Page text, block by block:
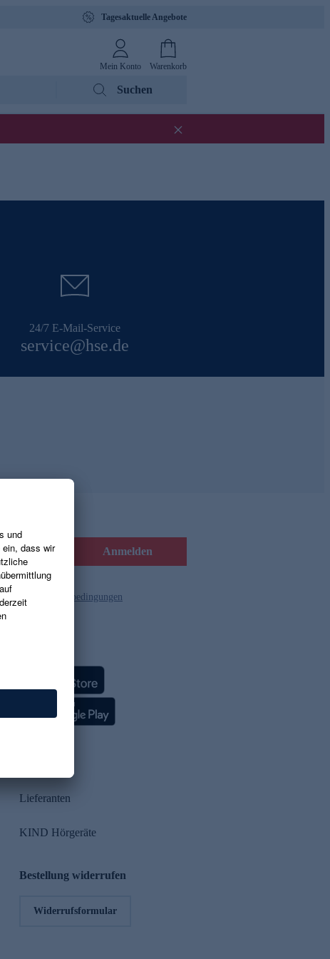
Tagesaktuelle Angebote
Mein Konto Warenkorb
Suchen
24/7 E-Mail-Service
service@hse.de
Anmelden
und die Gutscheinbedingungen
Lieferanten
KIND Hörgeräte
Bestellung widerrufen
Widerrufsformular